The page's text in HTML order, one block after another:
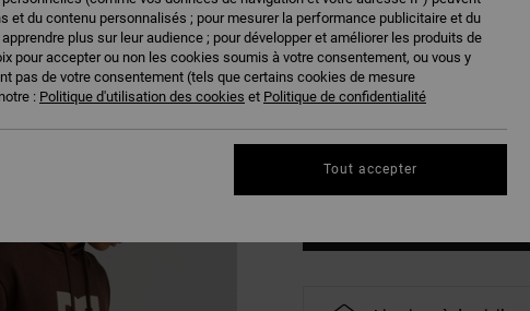
XS S
Voir le Guide des tailles
Ajouter
et du contenu personnalisés ; pour mesurer la performance publicitaire et du
plus sur leur audience ; pour développer et améliorer les produits de
pour accepter ou non les cookies soumis à votre consentement, ou vous y
pas de votre consentement (tels que certains cookies de mesure
: Politique d'utilisation des cookies et Politique de confidentialité
Tout accepter